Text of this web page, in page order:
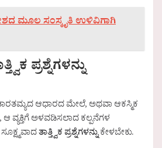
ಮೂಲ ಸಂಸ್ಕೃತಿ ಉಳಿವಿಗಾಗಿ
ಪ್ರಶ್ನೆಗಳನ್ನು
ಆಧಾರದ ಮೇಲೆ, ಅಥವಾ ಆಕಸ್ಮಿಕ
ವ್ಯಕ್ತಿಗೆ ಅಳವಡಿಸಲಾದ ಕಲ್ಪನೆಗಳ
ತಾತ್ತ್ವಿಕ ಪ್ರಶ್ನೆಗಳನ್ನುಕೇಳಬೇಕು.